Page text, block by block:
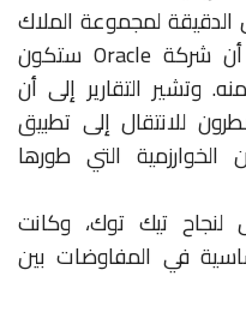
الدقيقة لمجموعة الملاك
غير واضحة، لكن ليفيت أكدت أن شركة Oracle ستكون
وتشير التقارير إلى أن
للانتقال إلى تطبيق
التي طورها
لنجاح تيك توك، وكانت
في المفاوضات بين